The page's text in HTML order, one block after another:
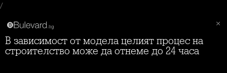
/
В зависимост от модела целият процес на
строителство може да отнеме до 24 часа